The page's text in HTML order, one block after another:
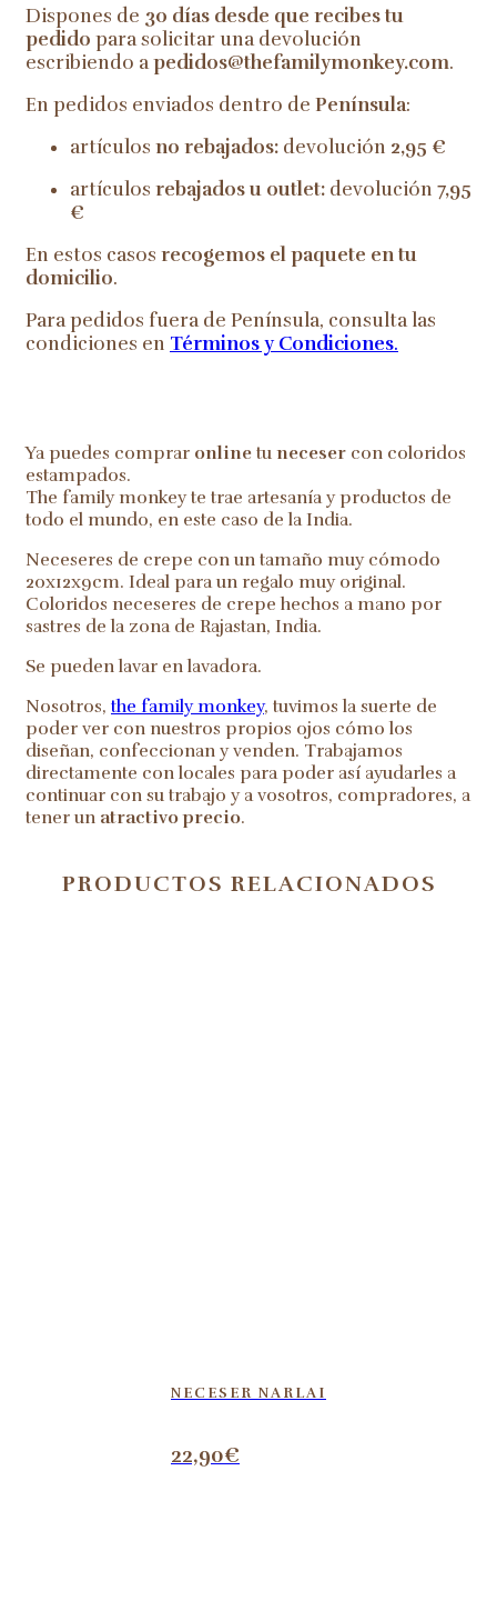
Dispones de 30 días desde que recibes tu
pedido para solicitar una devolución
escribiendo apedidos@thefamilymonkey.com.
En pedidos enviados dentro de Península:
artículos no rebajados: devolución 2,95 €
artículos rebajados u outlet: devolución 7,95
€
En estos casos recogemos el paquete en tu
domicilio.
Para pedidos fuera de Península, consulta las
condiciones en Términos y Condiciones.
Ya puedes comprar online tu neceser con coloridos
estampados.
The family monkey te trae artesanía y productos de
todo el mundo, en este caso de la India.
Neceseres de crepe con un tamaño muy cómodo
20x12x9cm. Ideal para un regalo muy original.
Coloridos neceseres de crepe hechos a mano por
sastres de la zona de Rajastan, India.
Se pueden lavar en lavadora.
Nosotros, the family monkey, tuvimos la suerte de
poder ver con nuestros propios ojos cómo los
diseñan, confeccionan y venden. Trabajamos
directamente con locales para poder así ayudarles a
continuar con su trabajo y a vosotros, compradores, a
tener un atractivo precio.
PRODUCTOS RELACIONADOS
NECESER NARLAI
22,90€